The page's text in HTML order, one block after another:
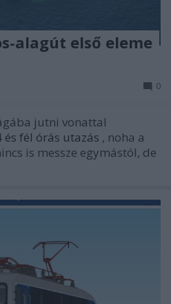
alagút első eleme
0
jutni vonattal
és fél órás utazás , noha a
is messze egymástól, de